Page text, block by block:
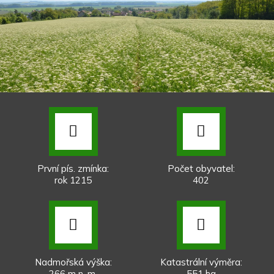
První pís. zmínka:
rok 1215
Počet obyvatel:
402
Nadmořská výška:
Katastrální výměra: